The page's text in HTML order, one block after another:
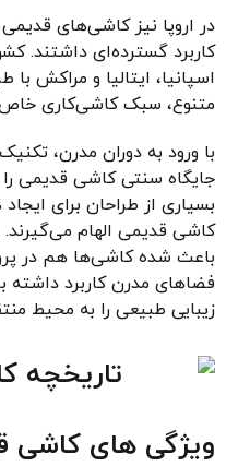
در اروپا نیز کاشی‌های
کاربرد گسترده‌ای داشتند.
اسپانیا، ایتالیا و مراکش
متنوع، سبک کاشی‌کاری خاص
با ورود به دوران مدرن،
جایگاه سنتی کاشی قدیمی را
بسیاری از طراحان برای
کاشی قدیمی الهام
باعث شده کاشی‌ها هم در
فضاهای مدرن کاربرد
زیبایی طبیعی را به محیط
ویژگی های کاشی